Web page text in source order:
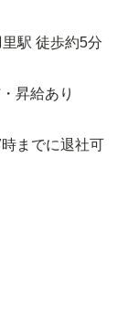
駅 徒歩約5分
昇給あり
までに退社可